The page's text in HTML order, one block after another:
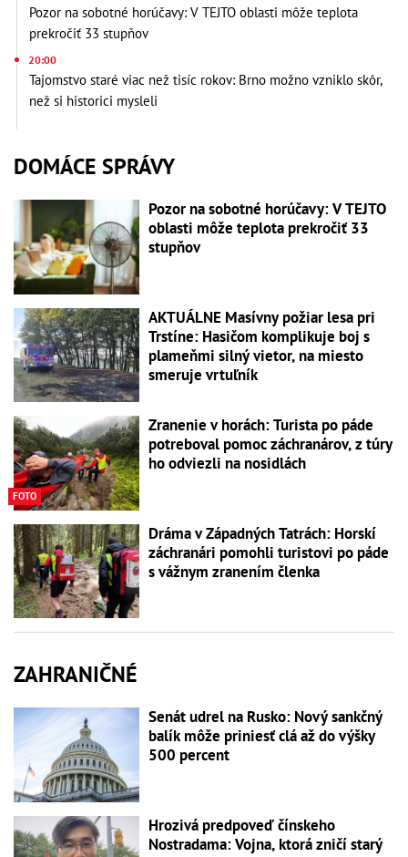
Pozor na sobotné horúčavy: V TEJTO oblasti môže teplota
prekročiť 33 stupňov
20:00
Tajomstvo staré viac než tisíc rokov: Brno možno vzniklo skôr,
než si historici mysleli
DOMÁCE SPRÁVY
Pozor na sobotné horúčavy: V TEJTO
oblasti môže teplota prekročiť 33
stupňov
AKTUÁLNE Masívny požiar lesa pri
Trstíne: Hasičom komplikuje boj s
plameňmi silný vietor, na miesto
smeruje vrtuľník
FOTO
Zranenie v horách: Turista po páde
potreboval pomoc záchranárov, z túry
ho odviezli na nosidlách
Dráma v Západných Tatrách: Horskí
záchranári pomohli turistovi po páde
s vážnym zranením členka
ZAHRANIČNÉ
Senát udrel na Rusko: Nový sankčný
balík môže priniesť clá až do výšky
500 percent
Hrozivá predpoveď čínskeho
Nostradama: Vojna, ktorá zničí starý